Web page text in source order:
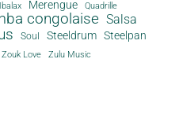
Merengue Quadrille
congolaise Salsa
Soul Steeldrum Steelpan
Zouk Love Zulu Music